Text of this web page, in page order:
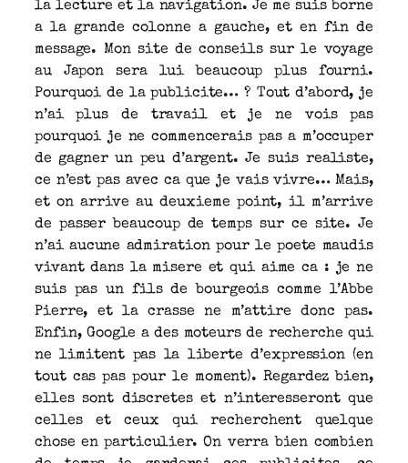
la lecture et la navigation. Je me suis borne
a la grande colonne a gauche, et en fin de
message. Mon site de conseils sur le voyage
au Japon sera lui beaucoup plus fourni.
Pourquoi de la publicite… ? Tout d’abord, je
n’ai plus de travail et je ne vois pas
pourquoi je ne commencerais pas a m’occuper
de gagner un peu d’argent. Je suis realiste,
ce n’est pas avec ca que je vais vivre… Mais,
et on arrive au deuxieme point, il m’arrive
de passer beaucoup de temps sur ce site. Je
n’ai aucune admiration pour le poete maudis
vivant dans la misere et qui aime ca : je ne
suis pas un fils de bourgeois comme l’Abbe
Pierre, et la crasse ne m’attire donc pas.
Enfin, Google a des moteurs de recherche qui
ne limitent pas la liberte d’expression (en
tout cas pas pour le moment). Regardez bien,
elles sont discretes et n’interesseront que
celles et ceux qui recherchent quelque
chose en particulier. On verra bien combien